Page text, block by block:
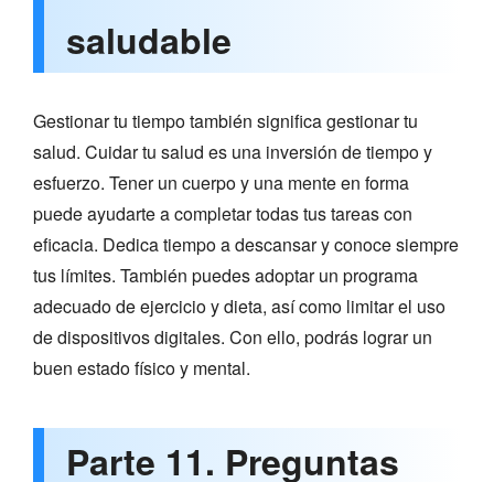
saludable
Gestionar tu tiempo también significa gestionar tu
salud. Cuidar tu salud es una inversión de tiempo y
esfuerzo. Tener un cuerpo y una mente en forma
puede ayudarte a completar todas tus tareas con
eficacia. Dedica tiempo a descansar y conoce siempre
tus límites. También puedes adoptar un programa
adecuado de ejercicio y dieta, así como limitar el uso
de dispositivos digitales. Con ello, podrás lograr un
buen estado físico y mental.
Parte 11. Preguntas